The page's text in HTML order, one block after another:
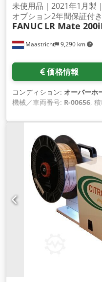
Maastricht 9,290 km
未使用品｜2021年1月製
オプション2年間保証付き
FANUC LR Mate
価格情報
コンディション: オーバーホ
機械／車両番号: R-00656,
, コント
Plus, ティーチペンダント